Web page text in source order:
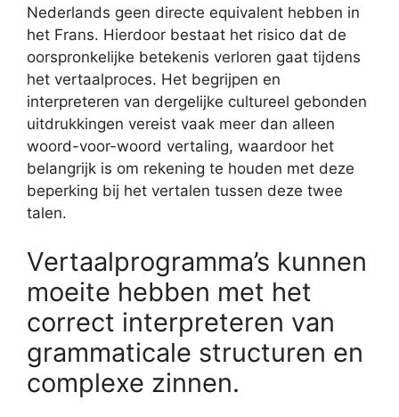
Nederlands geen directe equivalent hebben in
het Frans. Hierdoor bestaat het risico dat de
oorspronkelijke betekenis verloren gaat tijdens
het vertaalproces. Het begrijpen en
interpreteren van dergelijke cultureel gebonden
uitdrukkingen vereist vaak meer dan alleen
woord-voor-woord vertaling, waardoor het
belangrijk is om rekening te houden met deze
beperking bij het vertalen tussen deze twee
talen.
Vertaalprogramma’s kunnen
moeite hebben met het
correct interpreteren van
grammaticale structuren en
complexe zinnen.